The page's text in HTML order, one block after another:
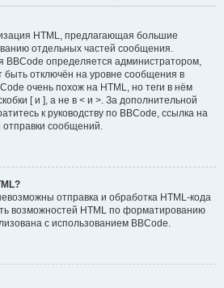
HTML, предлагающая большие
отдельных частей сообщения.
BBCode определяется администратором,
быть отключён на уровне сообщения в
очень похож на HTML, но теги в нём
[ и ], а не в < и >. За дополнительной
к руководству по BBCode, ссылка на
сообщений.
отправка и обработка HTML-кода
возможностей HTML по форматированию
с использованием BBCode.